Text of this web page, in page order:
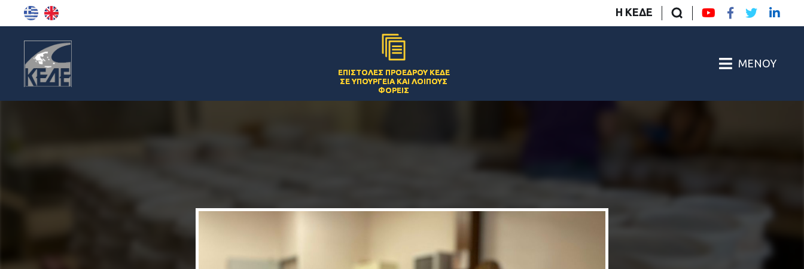
Η ΚΕΔΕ
ΕΠΙΣΤΟΛΈΣ ΠΡΟΈΔΡΟΥ ΚΕΔΕ
ΣΕ ΥΠΟΥΡΓΕΊΑ ΚΑΙ ΛΟΙΠΟΎΣ
ΦΟΡΕΊΣ
ΜΕΝΟΎ